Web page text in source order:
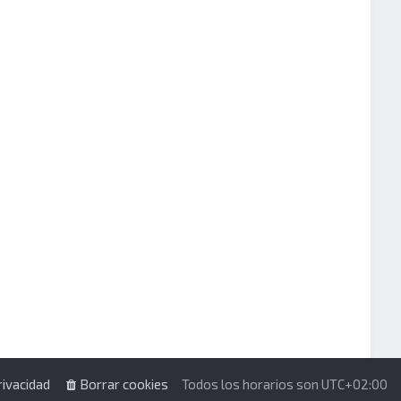
Todos los horarios son UTC+02:00
Borrar cookies